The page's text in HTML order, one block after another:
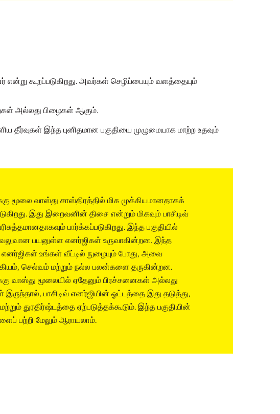
கூறப்படுகிறது. அவர்கள் செழிப்பையும் வளத்தையும்
அல்லது பிழைகள் ஆகும்.
தீர்வுகள் இந்த புனிதமான பகுதியை முழுமையாக மாற்ற உதவும்
மூலை வாஸ்து சாஸ்திரத்தில் மிக முக்கியமானதாகக்
இது இறைவனின் திசை என்றும் மிகவும் பாசிடிவ்
பார்க்கப்படுகிறது. இந்த பகுதியில்
வலுவான பயனுள்ள எனர்ஜிகள் உருவாகின்றன. இந்த
எனர்ஜிகள் உங்கள் வீட்டில் நுழையும் போது, அவை
செல்வம் மற்றும் நல்ல பலன்களை தருகின்றன.
வாஸ்து மூலையில் ஏதேனும் பிரச்சனைகள் அல்லது
இருந்தால், பாசிடிவ் எனர்ஜியின் ஓட்டத்தை இது தடுத்து,
துரதிர்ஷ்டத்தை ஏற்படுத்தக்கூடும். இந்த பகுதியின்
பற்றி மேலும் ஆராயலாம்.